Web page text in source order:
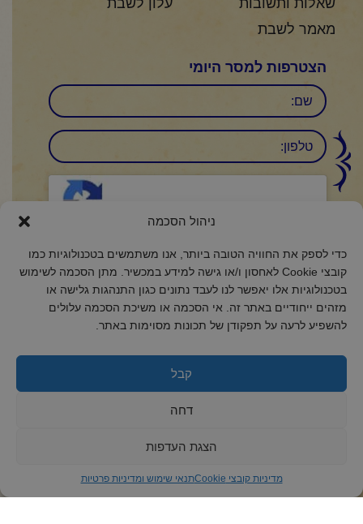
ניהול הסכמה
כדי לספק את החוויה הטובה ביותר, אנו משתמשים בטכנולוגיות כמו
קובצי Cookie לאחסון ו/או גישה למידע במכשיר. מתן הסכמה לשימוש
בטכנולוגיות אלו יאפשר לנו לעבד נתונים כגון התנהגות גלישה או
מזהים ייחודיים באתר זה. אי הסכמה או משיכת הסכמה עלולים
להשפיע לרעה על תפקודן של תכונות מסוימות באתר.
קבל
דחה
הצגת העדפות
מדיניות קובצי Cookie תנאי שימוש ומדיניות פרטיות
שאלות ותשובות
עלון לשבת
מאמר לשבת
הצטרפות למסר היומי
שם
טלפון:
הסכמה (חובה)
מדיניות קובצי Cookie